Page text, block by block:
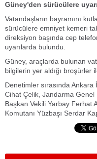
Güney'den sürücülere
Vatandaşların bayramını
sürücülere emniyet kemeri
direksiyon başında cep
uyarılarda bulundu.
Güney, araçlarda bulunan
bilgilerin yer aldığı broşürler
Denetimler sırasında
Cihat Çelik, Jandarma Genel
Başkan Vekili Yarbay Ferhat
Komutanı Yüzbaşı Serdar